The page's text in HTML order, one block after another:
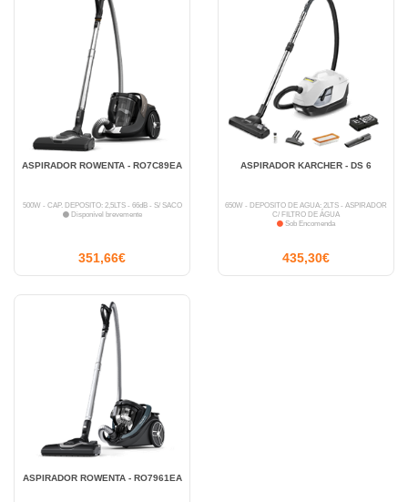
ASPIRADOR ROWENTA - RO7C89EA
500W - CAP. DEPÓSITO: 2,5LTS - 66dB - S/ SACO
Disponível brevemente
351,66€
ASPIRADOR KARCHER - DS 6
650W - DEPÓSITO DE ÁGUA: 2LTS - ASPIRADOR
C/ FILTRO DE ÁGUA
Sob Encomenda
435,30€
ASPIRADOR ROWENTA - RO7961EA